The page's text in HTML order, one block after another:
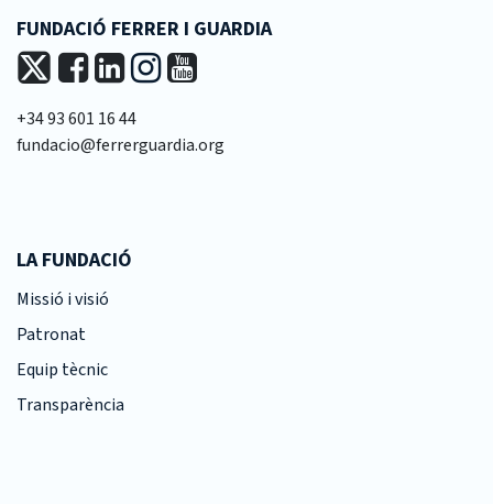
FUNDACIÓ FERRER I GUARDIA
+34 93 601 16 44
fundacio@ferrerguardia.org
LA FUNDACIÓ
Missió i visió
Patronat
Equip tècnic
Transparència